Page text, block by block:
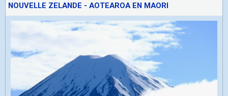
NOUVELLE ZELANDE - AOTEAROA EN MAORI